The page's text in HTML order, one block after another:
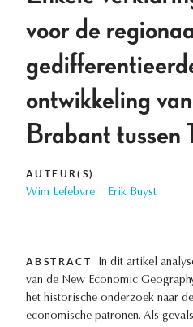
voor de
ontwikkeling
Brabant tussen
AUTEUR(S)
Wim Lefebvre Erik Buyst
ABSTRACT
In dit artikel
van de New Economic
het historische onderzoek naar
economische patronen. Als